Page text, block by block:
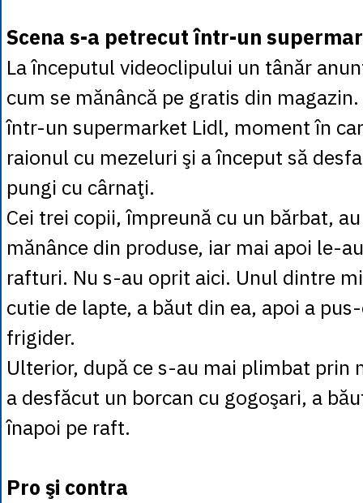
Scena s-a petrecut într-un
La începutul videoclipului un tânăr
cum se mănâncă pe gratis din
într-un supermarket Lidl, moment în
raionul cu mezeluri şi a început să
pungi cu cârnaţi.
Cei trei copii, împreună cu un bărbat,
mănânce din produse, iar mai apoi le-
rafturi. Nu s-au oprit aici. Unul dintre
cutie de lapte, a băut din ea, apoi a
frigider.
Ulterior, după ce s-au mai plimbat prin
a desfăcut un borcan cu gogoşari, a
înapoi pe raft.
Pro şi contra